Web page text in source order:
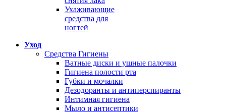
Ухаживающие
средства для
ногтей
Уход
Средства Гигиены
Ватные диски и ушные палочки
Гигиена полости рта
Губки и мочалки
Дезодоранты и антиперспиранты
Интимная гигиена
Мыло и антисептики